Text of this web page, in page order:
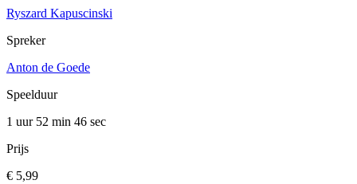
Ryszard Kapuscinski
Spreker
Anton de Goede
Speelduur
1 uur 52 min 46 sec
Prijs
€ 5,99